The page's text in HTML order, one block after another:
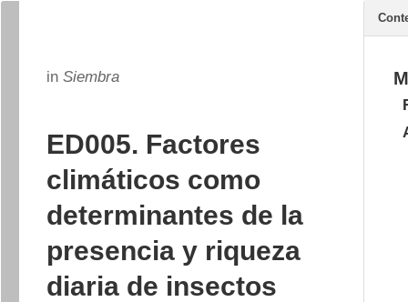
in Siembra
ED005. Factores
climáticos como
determinantes de la
presencia y riqueza
diaria de insectos